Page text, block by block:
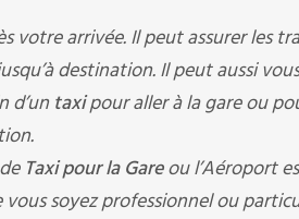
votre arrivée. Il peut assurer les
destination. Il peut aussi
d’un taxipour aller à la gare ou
Taxi pour la Gareou l’Aéroport
soyez professionnel ou